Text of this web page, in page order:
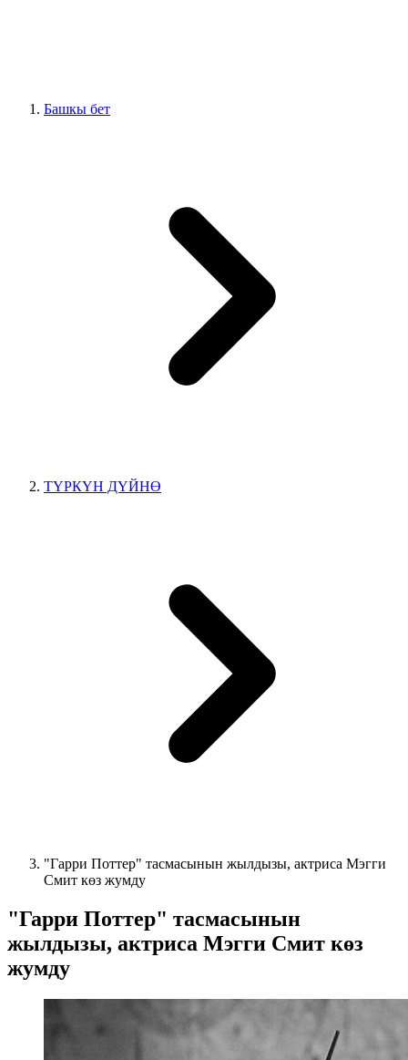
Башкы бет
ТҮРКҮН ДҮЙНӨ
"Гарри Поттер" тасмасынын жылдызы, актриса Мэгги
Смит көз жумду
"Гарри Поттер" тасмасынын
жылдызы, актриса Мэгги Смит көз
жумду